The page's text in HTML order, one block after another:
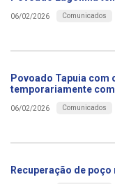
06/02/2026 Comunicados
Povoado Tapuia com
temporariamente
06/02/2026 Comunicados
Recuperação de